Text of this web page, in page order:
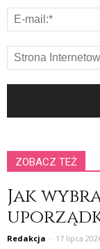
ZOBACZ TEŻ
Jak
Redakcja - 17 lipca